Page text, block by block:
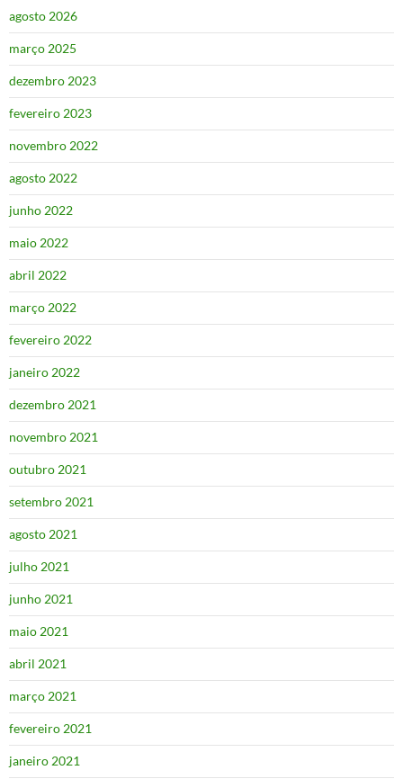
agosto 2026
março 2025
dezembro 2023
fevereiro 2023
novembro 2022
agosto 2022
junho 2022
maio 2022
abril 2022
março 2022
fevereiro 2022
janeiro 2022
dezembro 2021
novembro 2021
outubro 2021
setembro 2021
agosto 2021
julho 2021
junho 2021
maio 2021
abril 2021
março 2021
fevereiro 2021
janeiro 2021